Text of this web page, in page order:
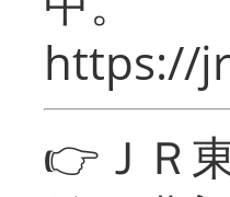
https://
👉ＪＲ